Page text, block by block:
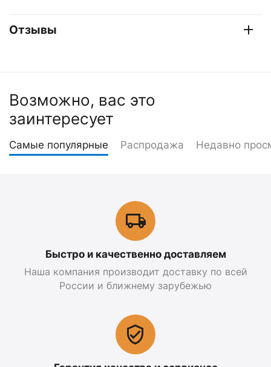
Отзывы
Возможно, вас это
заинтересует
Самые популярные Распродажа Недавно
Быстро и качественно доставляем
Наша компания производит доставку по всей
России и ближнему зарубежью